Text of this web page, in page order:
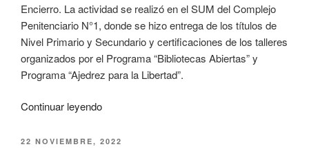
Encierro. La actividad se realizó en el SUM del Complejo
Penitenciario N°1, donde se hizo entrega de los títulos de
Nivel Primario y Secundario y certificaciones de los talleres
organizados por el Programa “Bibliotecas Abiertas” y
Programa “Ajedrez para la Libertad”.
Continuar leyendo
22 NOVIEMBRE, 2022